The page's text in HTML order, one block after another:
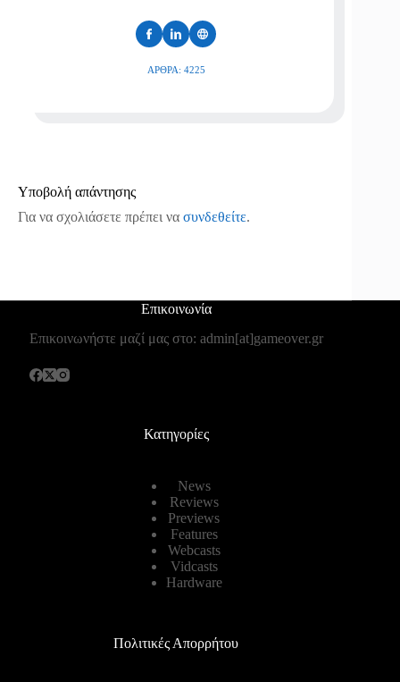
ΆΡΘΡΑ: 4225
Υποβολή απάντησης
Για να σχολιάσετε πρέπει να συνδεθείτε.
Επικοινωνία
Επικοινωνήστε μαζί μας στο: admin[at]gameover.gr
Κατηγορίες
News
Reviews
Previews
Features
Webcasts
Vidcasts
Hardware
Πολιτικές Απορρήτου